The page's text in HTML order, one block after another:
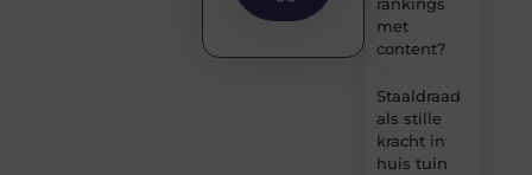
rankings
met
content?
Staaldraad
als stille
kracht in
huis tuin